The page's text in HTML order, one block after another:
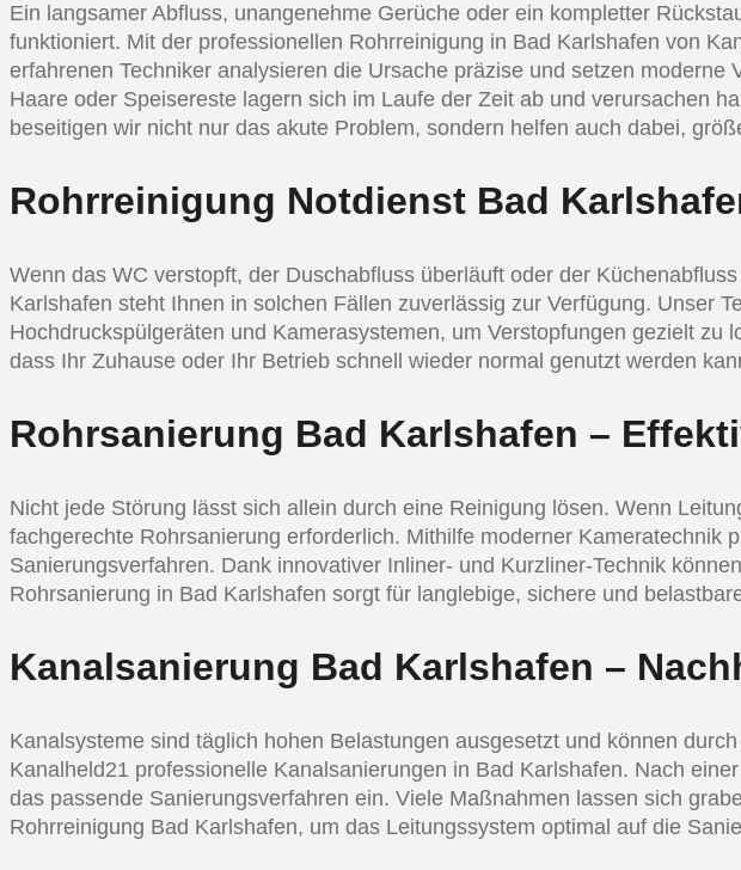
Ein langsamer Abfluss, unangenehme Gerüche oder ein kompletter
funktioniert. Mit der professionellen Rohrreinigung in Bad Karlshafen von
erfahrenen Techniker analysieren die Ursache präzise und setzen
Haare oder Speisereste lagern sich im Laufe der Zeit ab und verursachen
beseitigen wir nicht nur das akute Problem, sondern helfen auch dabei,
Rohrreinigung Notdienst Bad
Wenn das WC verstopft, der Duschabfluss überläuft oder der
Karlshafen steht Ihnen in solchen Fällen zuverlässig zur Verfügung. Unser
Hochdruckspülgeräten und Kamerasystemen, um Verstopfungen gezielt
dass Ihr Zuhause oder Ihr Betrieb schnell wieder normal genutzt werden
Rohrsanierung Bad Karlshafen –
Nicht jede Störung lässt sich allein durch eine Reinigung lösen. Wenn
fachgerechte Rohrsanierung erforderlich. Mithilfe moderner
Sanierungsverfahren. Dank innovativer Inliner- und Kurzliner-Technik
Rohrsanierung in Bad Karlshafen sorgt für langlebige, sichere und
Kanalsanierung Bad Karlshafen –
Kanalsysteme sind täglich hohen Belastungen ausgesetzt und können
Kanalheld21 professionelle Kanalsanierungen in Bad Karlshafen. Nach
das passende Sanierungsverfahren ein. Viele Maßnahmen lassen sich
Rohrreinigung Bad Karlshafen, um das Leitungssystem optimal auf die